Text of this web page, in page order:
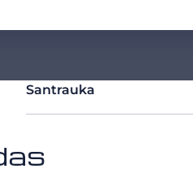
Santrauka